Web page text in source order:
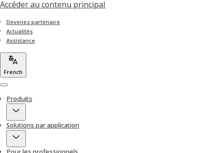
Accéder au contenu principal
Devenez partenaire
Actualités
Assistance
French
Menu
Produits
Solutions par application